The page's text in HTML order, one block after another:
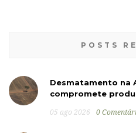
POSTS
Desmatamento na
compromete
05 ago 2026 0